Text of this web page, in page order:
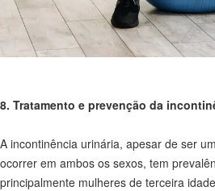
8. Tratamento e prevenção da
A incontinência urinária, apesar de ser
ocorrer em ambos os sexos, tem
principalmente mulheres de terceira